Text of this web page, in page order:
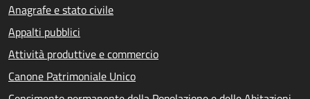
Anagrafe e stato civile
Appalti pubblici
Attività produttive e commercio
Canone Patrimoniale Unico